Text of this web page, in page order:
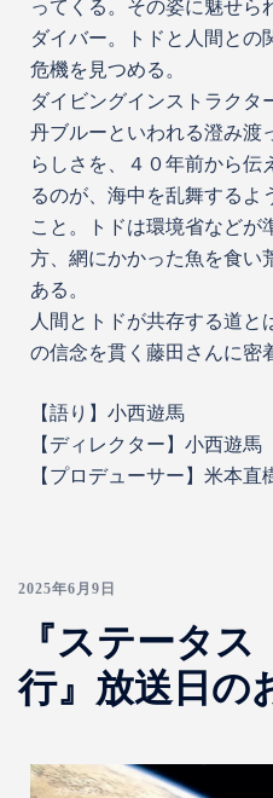
ってくる。その姿に魅せら
ダイバー。トドと人間との
危機を見つめる。
ダイビングインストラクタ
丹ブルーといわれる澄み渡
らしさを、４０年前から伝
るのが、海中を乱舞するよ
こと。トドは環境省などが
方、網にかかった魚を食い
ある。
人間とトドが共存する道
の信念を貫く藤田さんに密
【語り】小西遊馬
【ディレクター】小西遊馬
【プロデューサー】米本直
2025年6月9日
『ステータ
行』放送日の